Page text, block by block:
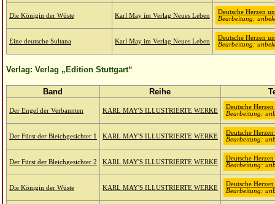
Die Königin der Wüste Karl May im Verlag Neues Leben
Deutsche Herzen
Bearbeitung:
Eine deutsche Sultana Karl May im Verlag Neues Leben
Deutsche Herzen
Bearbeitung:
Verlag: Verlag „Edition Stuttgart“
Band Reihe
Der Engel der Verbannten KARL MAY'S ILLUSTRIERTE WERKE
Deutsche
Bearbeitung:
Der Fürst der Bleichgesichter 1 KARL MAY'S ILLUSTRIERTE WERKE
Deutsche
Bearbeitung:
Der Fürst der Bleichgesichter 2 KARL MAY'S ILLUSTRIERTE WERKE
Deutsche
Bearbeitung:
Die Königin der Wüste KARL MAY'S ILLUSTRIERTE WERKE
Deutsche
Bearbeitung: